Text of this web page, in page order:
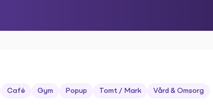
Café Gym Popup Tomt / Mark Vård & Omsorg